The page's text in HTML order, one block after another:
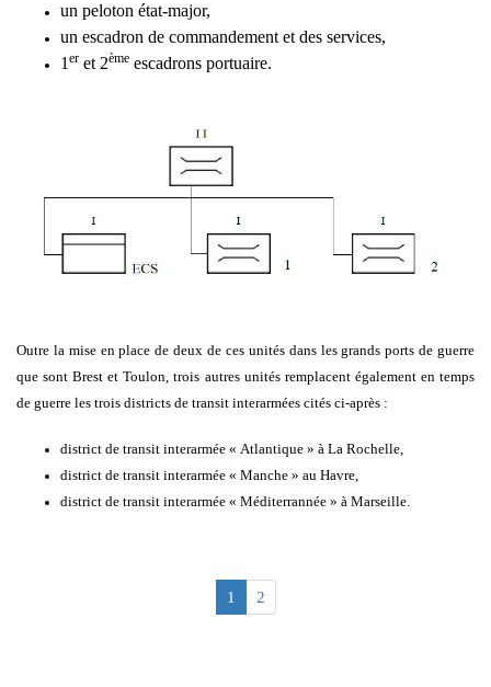
un peloton état-major,
un escadron de commandement et des services,
1 er et 2ème escadrons portuaire.
Outre la mise en place de deux de ces unités dans les grands ports de guerre
que sont Brest et Toulon, trois autres unités remplacent également en temps
de guerre les trois districts de transit interarmées cités ci-après :
district de transit interarmée « Atlantique » à La Rochelle,
district de transit interarmée « Manche » au Havre,
district de transit interarmée « Méditerrannée » à Marseille.
1 2